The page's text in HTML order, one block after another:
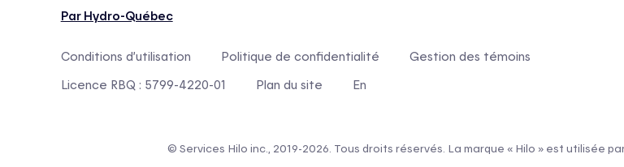
Par Hydro-Québec
Conditions d’utilisation Politique de confidentialité
Gestion des témoins
Licence RBQ : 5799-4220-01
Plan du site En
© Services Hilo inc., 2019-2026. Tous droits réservés. La marque « Hilo » est utilisée